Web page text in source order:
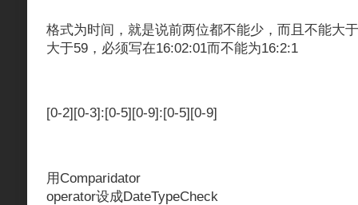
格式为时间，就是说前两位都不能少，而且不能大
大于59，必须写在16:02:01而不能为16:2:1
[0-2][0-3]:[0-5][0-9]:[0-5][0-9]
用Comparidator
operator设成DateTypeCheck